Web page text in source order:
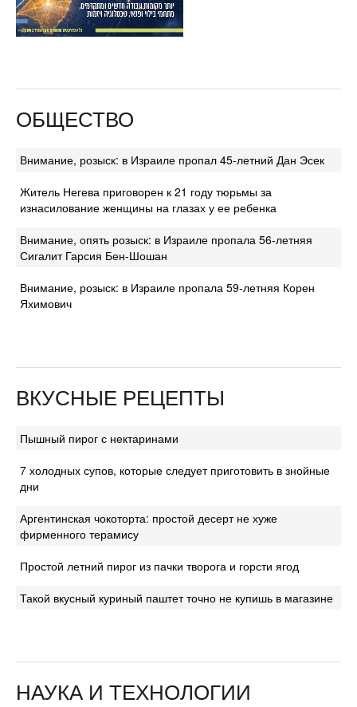
ОБЩЕСТВО
Внимание, розыск: в Израиле пропал 45-летний Дан Эсек
Житель Негева приговорен к 21 году тюрьмы за
изнасилование женщины на глазах у ее ребенка
Внимание, опять розыск: в Израиле пропала 56-летняя
Сигалит Гарсия Бен-Шошан
Внимание, розыск: в Израиле пропала 59-летняя Корен
Яхимович
ВКУСНЫЕ РЕЦЕПТЫ
Пышный пирог с нектаринами
7 холодных супов, которые следует приготовить в знойные
дни
Аргентинская чокоторта: простой десерт не хуже
фирменного терамису
Простой летний пирог из пачки творога и горсти ягод
Такой вкусный куриный паштет точно не купишь в магазине
НАУКА И ТЕХНОЛОГИИ